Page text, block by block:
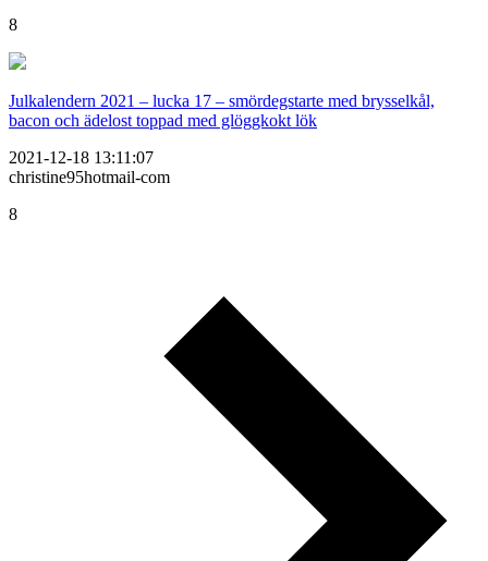
8
Julkalendern 2021 – lucka 17 – smördegstarte med brysselkål,
bacon och ädelost toppad med glöggkokt lök
2021-12-18 13:11:07
christine95hotmail-com
8